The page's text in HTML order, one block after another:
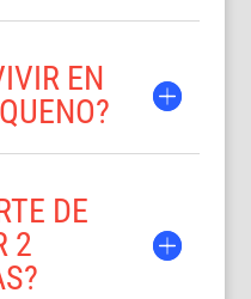
EN
DE
2